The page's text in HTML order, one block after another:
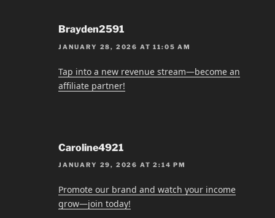
Brayden2591
JANUARY 28, 2026 AT 11:05 AM
Tap into a new revenue stream—become an
affiliate partner!
Caroline4921
JANUARY 29, 2026 AT 2:14 PM
Promote our brand and watch your income
grow—join today!